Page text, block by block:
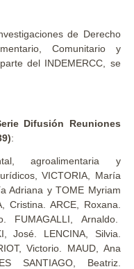
de Derecho
Comunitario y
del INDEMERCC, se
Difusión Reuniones
:
agroalimentaria y
VICTORIA, María
Adriana y TOME Myriam
Cristina. ARCE, Roxana.
FUMAGALLI, Arnaldo.
José. LENCINA, Silvia.
Victorio. MAUD, Ana
SANTIAGO, Beatriz.